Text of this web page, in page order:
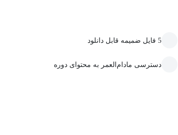
5 فایل ضمیمه قابل دانلود
دسترسی مادام‌العمر به محتوای دوره